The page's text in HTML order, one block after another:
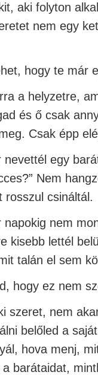
aki folyton
nem egy
hogy te már
a helyzetre,
és ő csak
Csak épp
nevettél egy
Nem
rosszul csináltál.
napokig nem
kisebb lettél
talán el sem
hogy ez nem
szeret, nem
belőled a
hova menj,
barátaidat,